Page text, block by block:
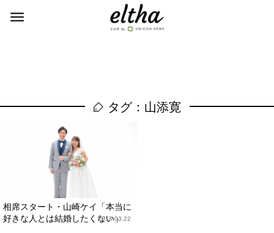
タグ：山添寛
相席スタート・山崎ケイ「本当に
好きな人とは結婚したくない」
2018.03.22